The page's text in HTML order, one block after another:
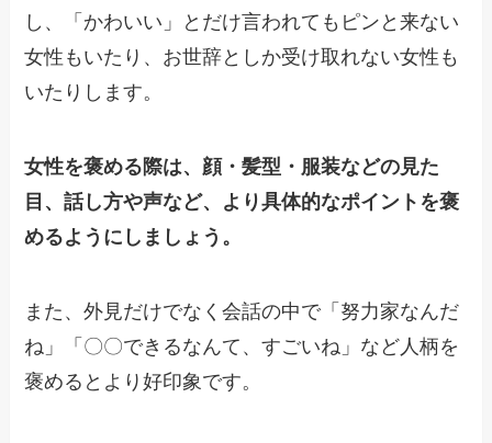
し、「かわいい」とだけ言われてもピンと来ない
女性もいたり、お世辞としか受け取れない女性も
いたりします。
女性を褒める際は、顔・髪型・服装などの見た
目、話し方や声など、より具体的なポイントを褒
めるようにしましょう。
また、外見だけでなく会話の中で「努力家なんだ
ね」「〇〇できるなんて、すごいね」など人柄を
褒めるとより好印象です。